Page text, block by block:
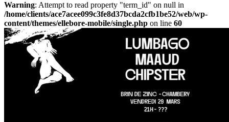
Warning: Attempt to read property "term_id" on null in
/home/clients/ace7acee099c3fe8d37bcda2cfb1be52/web/wp-
content/themes/ellebore-mobile/single.php on line 60